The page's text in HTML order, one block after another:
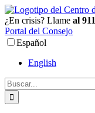
Ir
al
contenido
¿En crisis? Llame al 911
Portal del Consejo
Español
English
Buscar: